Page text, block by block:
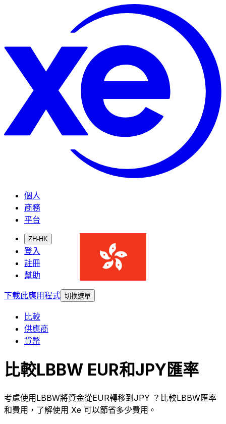
個人
商務
平台
ZH-HK
登入
註冊
幫助
下載此應用程式 切換選單
比較
供應商
貨幣
比較LBBW EUR和JPY匯率
考慮使用LBBW將資金從EUR轉移到JPY ？比較LBBW匯率
和費用，了解使用 Xe 可以節省多少費用。